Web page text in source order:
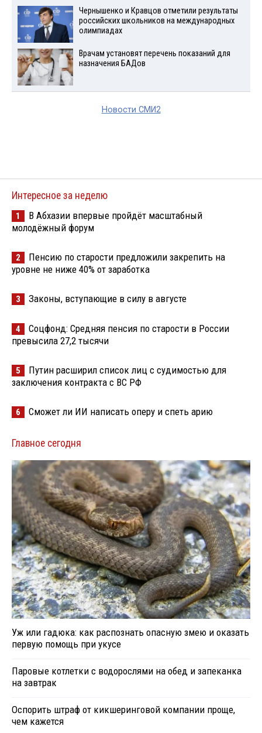
Чернышенко и Кравцов отметили результаты
российских школьников на международных
олимпиадах
Врачам установят перечень показаний для
назначения БАДов
Новости СМИ2
Интересное за неделю
1
В Абхазии впервые пройдёт масштабный
молодёжный форум
2
Пенсию по старости предложили закрепить на
уровне не ниже 40% от заработка
3 Законы, вступающие в силу в августе
4
Соцфонд: Средняя пенсия по старости в России
превысила 27,2 тысячи
5
Путин расширил список лиц с судимостью для
заключения контракта с ВС РФ
6 Сможет ли ИИ написать оперу и спеть арию
Главное сегодня
Уж или гадюка: как распознать опасную змею и оказать
первую помощь при укусе
Паровые котлетки с водорослями на обед и запеканка
на завтрак
Оспорить штраф от кикшеринговой компании проще,
чем кажется